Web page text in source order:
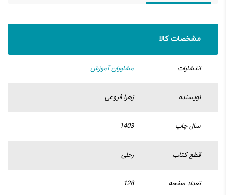
مشخصات کالا
انتشارات مشاوران آموزش
نویسنده زهرا فروغی
سال چاپ 1403
قطع کتاب رحلی
تعداد صفحه 128